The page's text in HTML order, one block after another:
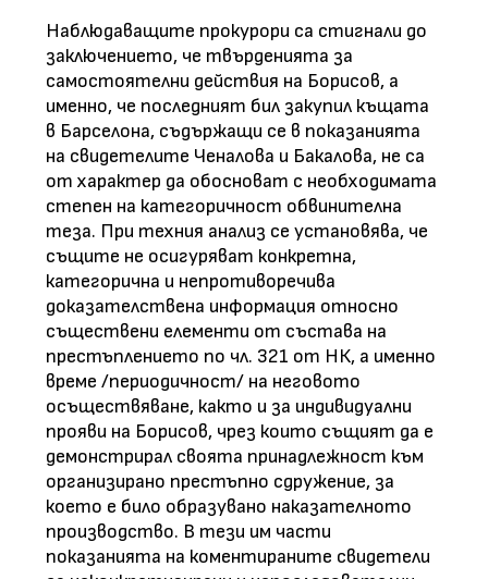
Наблюдаващите прокурори са стигнали до
заключението, че твърденията за
самостоятелни действия на Борисов, а
именно, че последният бил закупил къщата
в Барселона, съдържащи се в показанията
на свидетелите Ченалова и Бакалова, не са
от характер да обосноват с необходимата
степен на категоричност обвинителна
теза. При техния анализ се установява, че
същите не осигуряват конкретна,
категорична и непротиворечива
доказателствена информация относно
съществени елементи от състава на
престъплението по чл. 321 от НК, а именно
време /периодичност/ на неговото
осъществяване, както и за индивидуални
прояви на Борисов, чрез които същият да е
демонстрирал своята принадлежност към
организирано престъпно сдружение, за
което е било образувано наказателното
производство. В тези им части
показанията на коментираните свидетели